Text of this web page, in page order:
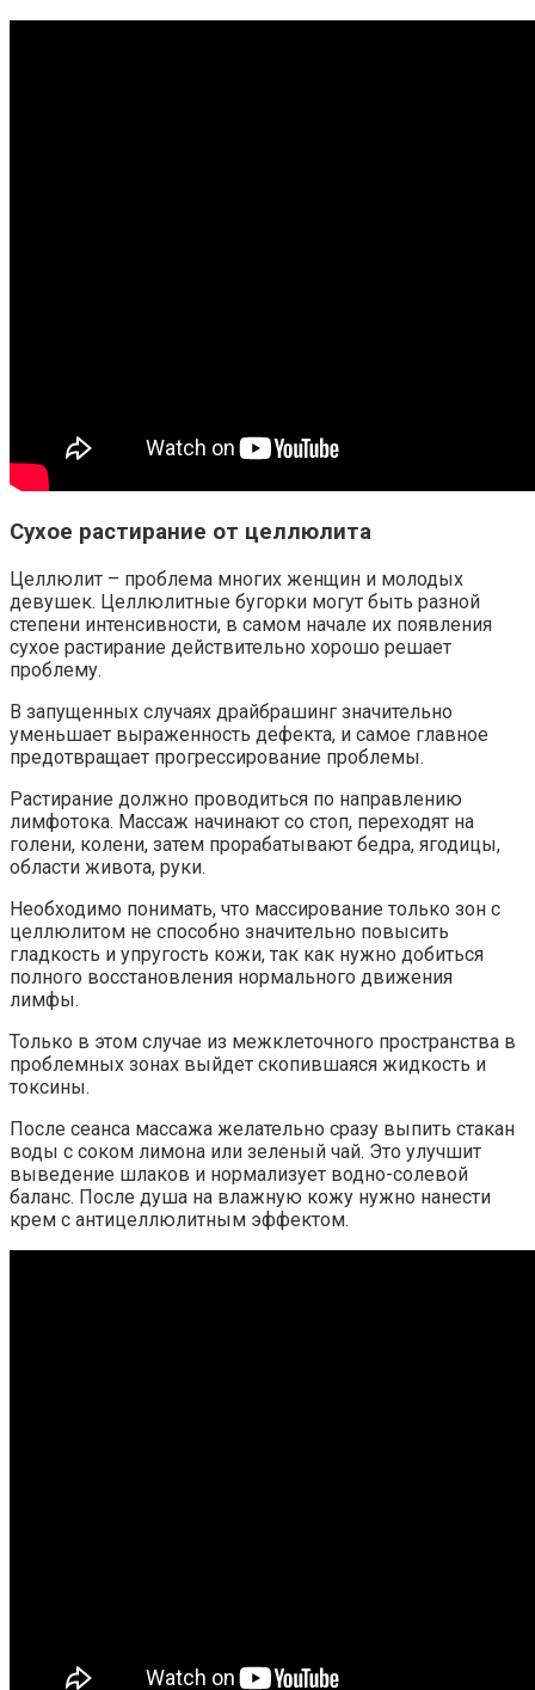
Сухое растирание от целлюлита
Целлюлит – проблема многих женщин и молодых
девушек. Целлюлитные бугорки могут быть разной
степени интенсивности, в самом начале их появления
сухое растирание действительно хорошо решает
проблему.
В запущенных случаях драйбрашинг значительно
уменьшает выраженность дефекта, и самое главное
предотвращает прогрессирование проблемы.
Растирание должно проводиться по направлению
лимфотока. Массаж начинают со стоп, переходят на
голени, колени, затем прорабатывают бедра, ягодицы,
области живота, руки.
Необходимо понимать, что массирование только зон с
целлюлитом не способно значительно повысить
гладкость и упругость кожи, так как нужно добиться
полного восстановления нормального движения
лимфы.
Только в этом случае из межклеточного пространства в
проблемных зонах выйдет скопившаяся жидкость и
токсины.
После сеанса массажа желательно сразу выпить стакан
воды с соком лимона или зеленый чай. Это улучшит
выведение шлаков и нормализует водно-солевой
баланс. После душа на влажную кожу нужно нанести
крем с антицеллюлитным эффектом.